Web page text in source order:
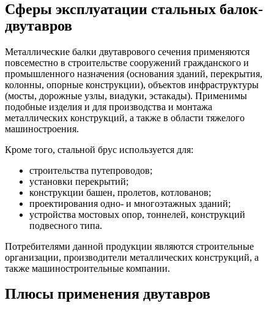
Сферы эксплуатации стальных балок-
двутавров
Металлические балки двутаврового сечения применяются
повсеместно в строительстве сооружений гражданского и
промышленного назначения (основания зданий, перекрытия,
колонны, опорные конструкции), объектов инфраструктуры
(мосты, дорожные узлы, виадуки, эстакады). Применимы
подобные изделия и для производства и монтажа
металлических конструкций, а также в области тяжелого
машиностроения.
Кроме того, стальной брус используется для:
строительства путепроводов;
установки перекрытий;
конструкции башен, пролетов, котлованов;
проектирования одно- и многоэтажных зданий;
устройства мостовых опор, тоннелей, конструкций
подвесного типа.
Потребителями данной продукции являются строительные
организации, производители металлических конструкций, а
также машиностроительные компании.
Плюсы применения двутавров